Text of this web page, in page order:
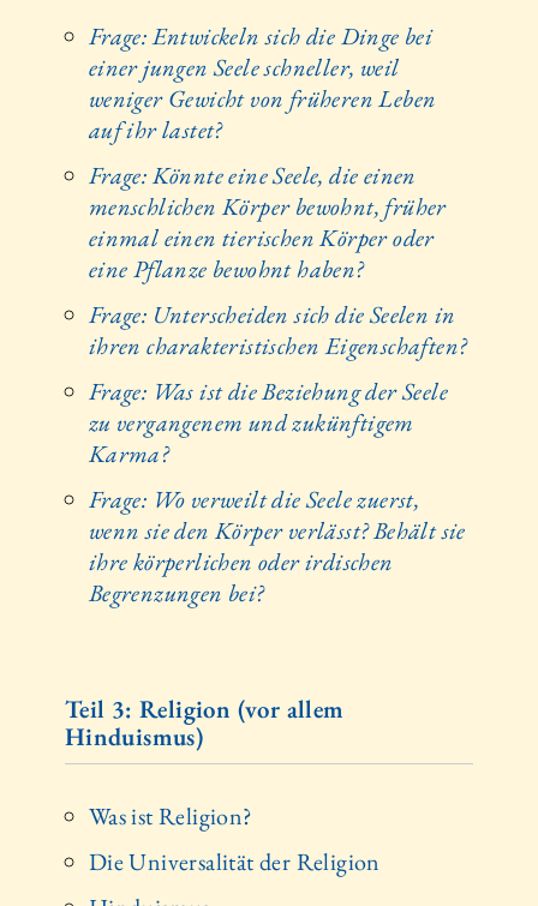
Frage: Entwickeln sich die Dinge bei
einer jungen Seele schneller, weil
weniger Gewicht von früheren Leben
auf ihr lastet?
Frage: Könnte eine Seele, die einen
menschlichen Körper bewohnt, früher
einmal einen tierischen Körper oder
eine Pflanze bewohnt haben?
Frage: Unterscheiden sich die Seelen in
ihren charakteristischen Eigenschaften?
Frage: Was ist die Beziehung der Seele
zu vergangenem und zukünftigem
Karma?
Frage: Wo verweilt die Seele zuerst,
wenn sie den Körper verlässt? Behält sie
ihre körperlichen oder irdischen
Begrenzungen bei?
Teil 3: Religion (vor allem
Hinduismus)
Was ist Religion?
Die Universalität der Religion